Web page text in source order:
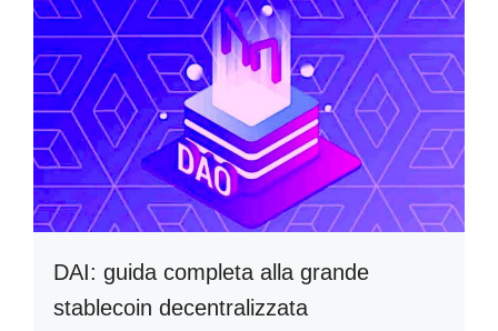
DAI: guida completa alla grande
stablecoin decentralizzata